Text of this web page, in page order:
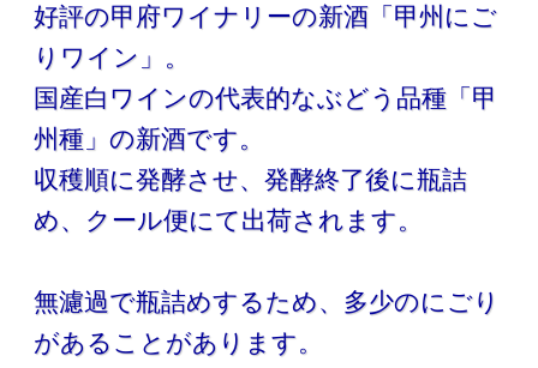
好評の甲府ワイナリーの新酒「甲州にご
りワイン」。
国産白ワインの代表的なぶどう品種「甲
州種」の新酒です。
収穫順に発酵させ、発酵終了後に瓶詰
め、クール便にて出荷されます。
無濾過で瓶詰めするため、多少のにごり
があることがあります。